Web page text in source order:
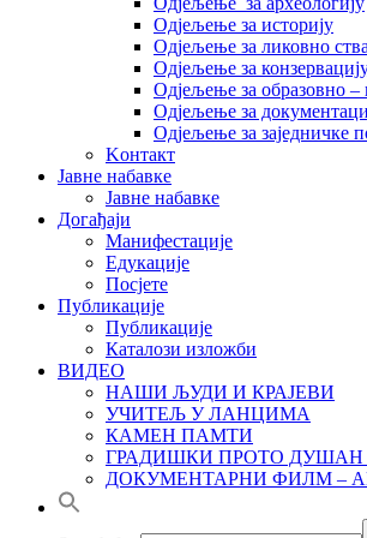
Одјељење за историју
Одјељење за ликовно
Одјељење за
Одјељење за образовно
Одјељење за
Одјељење за заједничке
Kонтакт
Јавне набавке
Јавне набавке
Догађаји
Манифестације
Едукације
Посјете
Публикације
Публикације
Каталози изложби
ВИДЕО
НАШИ ЉУДИ И КРАЈЕВИ
УЧИТЕЉ У ЛАНЦИМА
КАМЕН ПАМТИ
ГРАДИШКИ ПРОТО ДУШАН
ДОКУМЕНТАРНИ ФИЛМ –